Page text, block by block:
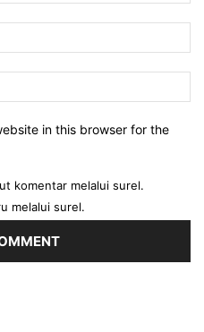
in this browser for the
komentar melalui surel.
melalui surel.